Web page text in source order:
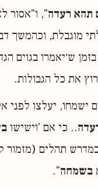
תהא רעדה", ו"אסור
מוגבלת, וכהמשך
ש׳יאמרו בגוים
את כל הגבולות.
יעלצו לפני
.. כי אם 'וישישו
תהלים (מזמור
בשמחה".